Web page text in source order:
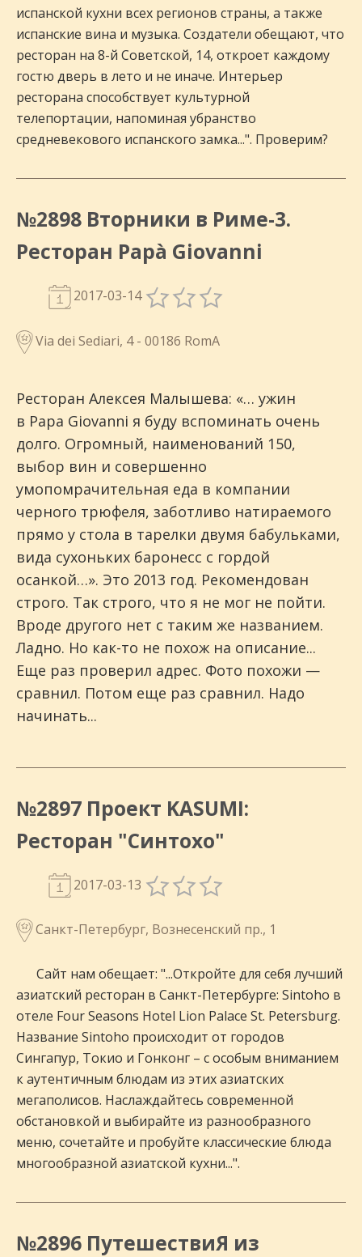
испанской кухни всех регионов страны, а также
испанские вина и музыка. Создатели обещают, что
ресторан на 8-й Советской, 14, откроет каждому
гостю дверь в лето и не иначе. Интерьер
ресторана способствует культурной
телепортации, напоминая убранство
средневекового испанского замка...". Проверим?
№2898 Вторники в Риме-3.
Ресторан Papà Giovanni
2017-03-14
Via dei Sediari, 4 - 00186 RomA
Ресторан Алексея Малышева: «… ужин
в Papa Giovanni я буду вспоминать очень
долго. Огромный, наименований 150,
выбор вин и совершенно
умопомрачительная еда в компании
черного трюфеля, заботливо натираемого
прямо у стола в тарелки двумя бабульками,
вида сухоньких баронесс с гордой
осанкой…». Это 2013 год. Рекомендован
строго. Так строго, что я не мог не пойти.
Вроде другого нет с таким же названием.
Ладно. Но как-то не похож на описание...
Еще раз проверил адрес. Фото похожи —
сравнил. Потом еще раз сравнил. Надо
начинать...
№2897 Проект KASUMI:
Ресторан "Синтохо"
2017-03-13
Санкт-Петербург, Вознесенский пр., 1
Сайт нам обещает: "...Откройте для себя лучший
азиатский ресторан в Санкт-Петербурге: Sintoho в
отеле Four Seasons Hotel Lion Palace St. Petersburg.
Название Sintoho происходит от городов
Сингапур, Токио и Гонконг – с особым вниманием
к аутентичным блюдам из этих азиатских
мегаполисов. Наслаждайтесь современной
обстановкой и выбирайте из разнообразного
меню, сочетайте и пробуйте классические блюда
многообразной азиатской кухни...".
№2896 ПутешествиЯ из